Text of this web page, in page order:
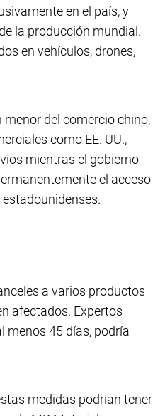
en el país, y
la producción mundial.
en vehículos, drones,
del comercio chino,
como EE. UU.,
mientras el gobierno
el acceso
a varios productos
afectados. Expertos
menos 45 días, podría
medidas podrían tener